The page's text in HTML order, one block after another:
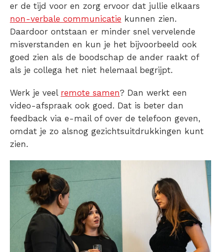
er de tijd voor en zorg ervoor dat jullie elkaars
non-verbale communicatie kunnen zien.
Daardoor ontstaan er minder snel vervelende
misverstanden en kun je het bijvoorbeeld ook
goed zien als de boodschap de ander raakt of
als je collega het niet helemaal begrijpt.
Werk je veel remote samen? Dan werkt een
video-afspraak ook goed. Dat is beter dan
feedback via e-mail of over de telefoon geven,
omdat je zo alsnog gezichtsuitdrukkingen kunt
zien.